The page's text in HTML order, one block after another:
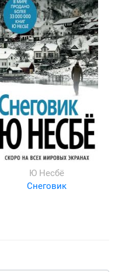
Ю Несбё
Снеговик